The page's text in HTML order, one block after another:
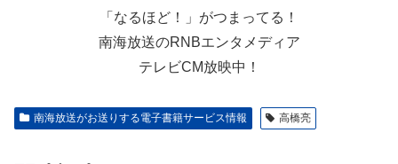
「なるほど！」がつまってる！
南海放送のRNBエンタメディア
テレビCM放映中！
南海放送がお送りする電子書籍サービス情報 高橋亮